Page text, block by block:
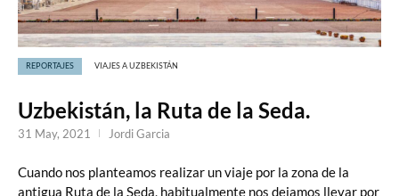
Uzbekistán, la Ruta de la Seda.
REPORTAJES VIAJES A UZBEKISTÁN
Cuando nos planteamos realizar un viaje por la zona de la
antigua Ruta de la Seda, habitualmente nos dejamos llevar por
31 May, 2021 Jordi Garcia